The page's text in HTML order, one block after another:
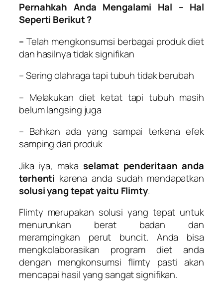
Pernahkah Anda Mengalami Hal – Hal
Seperti Berikut ?
– Telah mengkonsumsi berbagai produk diet
dan hasilnya tidak signifikan
– Sering olahraga tapi tubuh tidak berubah
– Melakukan diet ketat tapi tubuh masih
belum langsing juga
– Bahkan ada yang sampai terkena efek
samping dari produk
Jika iya, maka selamat penderitaan anda
terhenti karena anda sudah mendapatkan
solusi yang tepat yaitu Flimty.
Flimty merupakan solusi yang tepat untuk
menurunkan berat badan dan
merampingkan perut buncit. Anda bisa
mengkolaborasikan program diet anda
dengan mengkonsumsi flimty pasti akan
mencapai hasil yang sangat signifikan.